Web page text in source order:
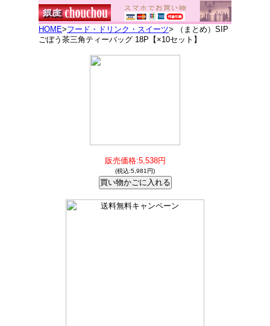
HOME>フード・ドリンク・スイーツ> （まとめ）SIP
ごぼう茶三角ティーバッグ 18P【×10セット】
販売価格:5,538円
(税込:5,981円)